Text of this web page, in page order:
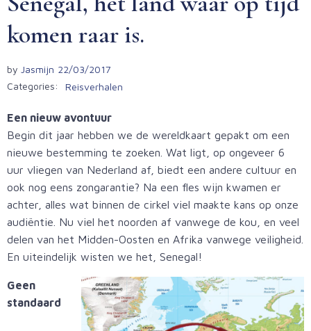
komen raar is.
by Jasmijn 22/03/2017
Categories:
Reisverhalen
Een nieuw avontuur
Begin dit jaar hebben we de wereldkaart gepakt om een
nieuwe bestemming te zoeken. Wat ligt, op ongeveer 6
uur vliegen van Nederland af, biedt een andere cultuur en
ook nog eens zongarantie? Na een fles wijn kwamen er
achter, alles wat binnen de cirkel viel maakte kans op onze
audiëntie. Nu viel het noorden af vanwege de kou, en veel
delen van het Midden-Oosten en Afrika vanwege veiligheid.
En uiteindelijk wisten we het, Senegal!
Geen
standaard